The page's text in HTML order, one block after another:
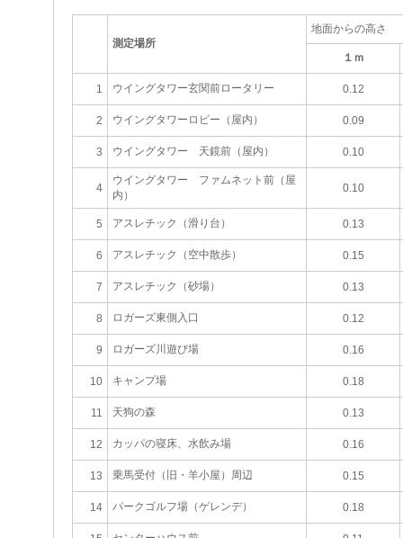
測定場所
地面からの高さ
１ｍ
1 ウイングタワー玄関前ロータリー 0.12
2 ウイングタワーロビー（屋内） 0.09
3 ウイングタワー 天鏡前（屋内） 0.10
4
ウイングタワー ファムネット前（屋
内）
0.10
5 アスレチック（滑り台） 0.13
6 アスレチック（空中散歩） 0.15
7 アスレチック（砂場） 0.13
8 ロガーズ東側入口 0.12
9 ロガーズ川遊び場 0.16
10 キャンプ場 0.18
11 天狗の森 0.13
12 カッパの寝床、水飲み場 0.16
13 乗馬受付（旧・羊小屋）周辺 0.15
14 パークゴルフ場（ゲレンデ） 0.18